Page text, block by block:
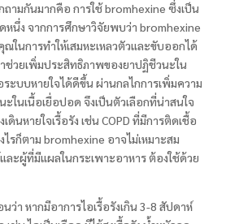
ามกันมากคือ การใช้ bromhexine ซึ่งเป็น
หนึ่ง จากการศึกษาวิจัยพบว่า bromhexine
ในการทำให้เสมหะเหลวตัวและขับออกได้
ช่วยเพิ่มประสิทธิภาพของยาปฏิชีวนะใน
ระบบหายใจได้ดีขึ้น ผ่านกลไกการเพิ่มความ
ในเนื้อเยื่อปอด จึงเป็นตัวเลือกที่น่าสนใจ
ดินหายใจเรื้อรัง เช่น COPD ที่มีการติดเชื้อ
รก็ตาม bromhexine อาจไม่เหมาะสม
ละผู้ที่มีแผลในกระเพาะอาหาร ต้องใช้ด้วย
ว่า หากมีอาการไอเรื้อรังเกิน 3-8 สัปดาห์